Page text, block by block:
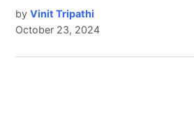
by Vinit Tripathi
October 23, 2024